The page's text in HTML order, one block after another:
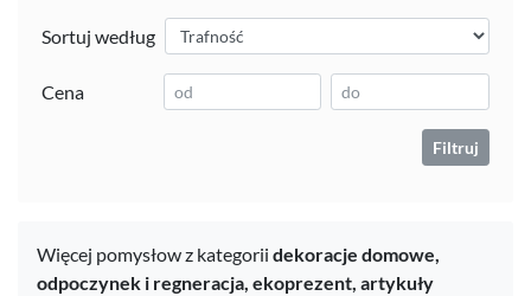
Sortuj według
Cena
Filtruj
Więcej pomysłow z kategorii dekoracje domowe,
odpoczynek i regneracja, ekoprezent, artykuły